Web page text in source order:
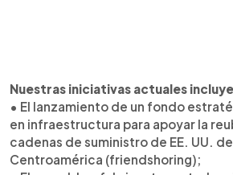
Nuestras iniciativas actuales
• El lanzamiento de un fondo
en infraestructura para apoyar la
cadenas de suministro de EE. UU.
Centroamérica (friendshoring);